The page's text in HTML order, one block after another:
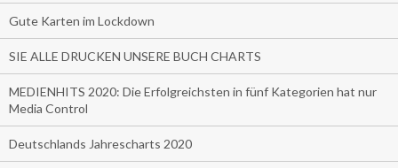
Gute Karten im Lockdown
SIE ALLE DRUCKEN UNSERE BUCH CHARTS
MEDIENHITS 2020: Die Erfolgreichsten in fünf Kategorien hat nur
Media Control
Deutschlands Jahrescharts 2020